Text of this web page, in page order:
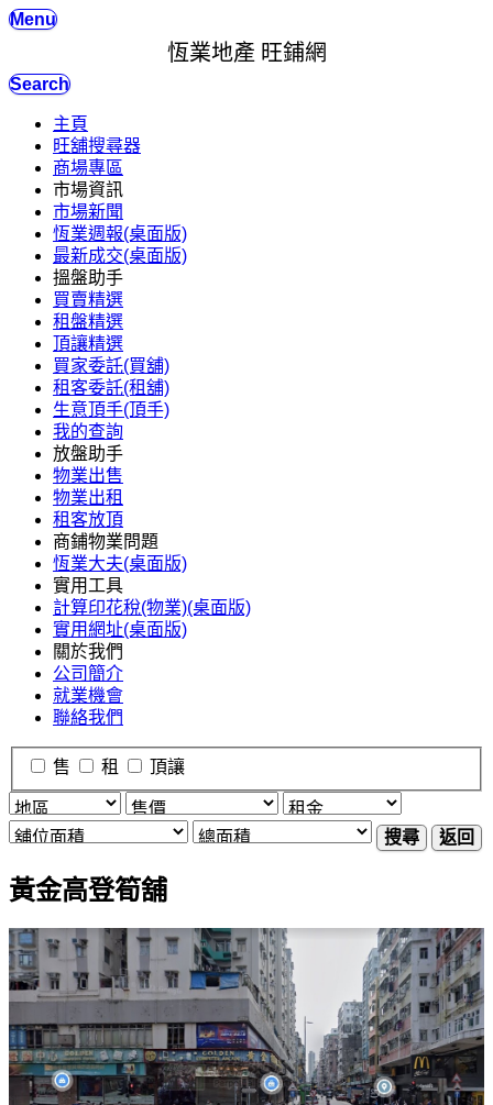
Menu
恆業地產 旺鋪網
Search
主頁
旺舖搜尋器
商場專區
市場資訊
市場新聞
恆業週報(桌面版)
最新成交(桌面版)
搵盤助手
買賣精選
租盤精選
頂讓精選
買家委託(買舖)
租客委託(租舖)
生意頂手(頂手)
我的查詢
放盤助手
物業出售
物業出租
租客放頂
商鋪物業問題
恆業大夫(桌面版)
實用工具
計算印花稅(物業)(桌面版)
實用網址(桌面版)
關於我們
公司簡介
就業機會
聯絡我們
售 租 頂讓
搜尋 返回
黃金高登筍舖